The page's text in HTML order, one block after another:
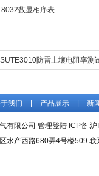
数显相序表
SUTE3010防雷土壤电阻率测
我们 产品展示 新
有限公司 管理登陆 ICP备:沪
水产西路680弄4号楼509